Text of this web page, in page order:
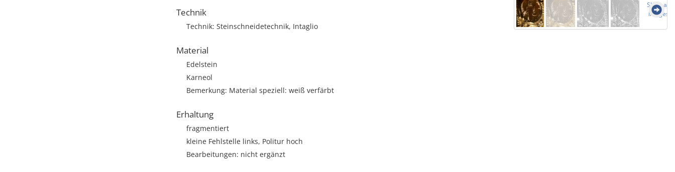
Technik
Technik: Steinschneidetechnik, Intaglio
Material
Edelstein
Karneol
Bemerkung: Material speziell: weiß verfärbt
Erhaltung
fragmentiert
kleine Fehlstelle links, Politur hoch
Bearbeitungen: nicht ergänzt
Show all
images